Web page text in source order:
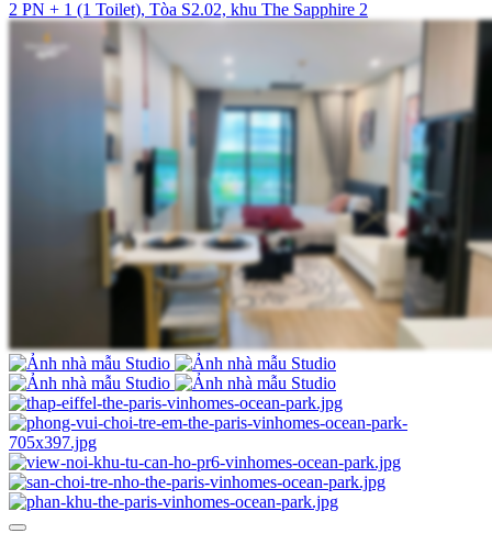
2 PN + 1 (1 Toilet), Tòa S2.02, khu The Sapphire 2